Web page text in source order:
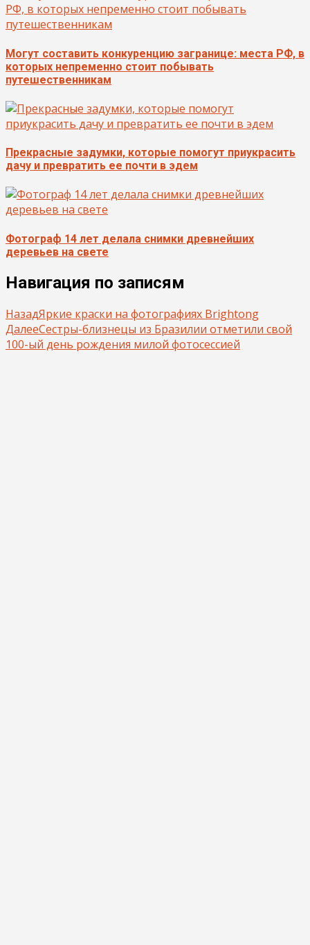
Могут составить конкуренцию загранице: места РФ, в
которых непременно стоит побывать
путешественникам
Прекрасные задумки, которые помогут приукрасить
дачу и превратить ее почти в эдем
Фотограф 14 лет делала снимки древнейших
деревьев на свете
Навигация по записям
НазадЯркие краски на фотографиях Brightong
ДалееСестры-близнецы из Бразилии отметили свой
100-ый день рождения милой фотосессией